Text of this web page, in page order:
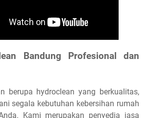
Bandung Profesional dan
berupa hydroclean yang berkualitas,
segala kebutuhan kebersihan rumah
Kami merupakan penyedia jasa